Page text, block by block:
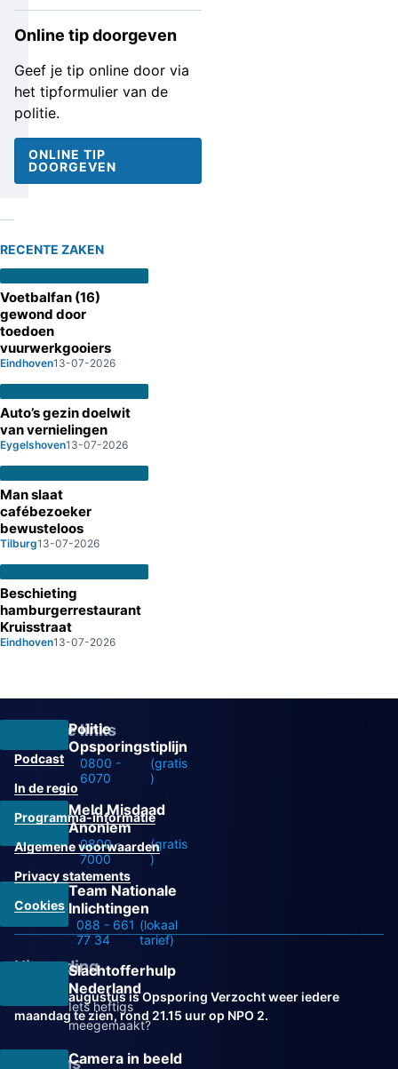
Online tip doorgeven
Geef je tip online door via
het tipformulier van de
politie.
ONLINE TIP
DOORGEVEN
RECENTE ZAKEN
Voetbalfan (16)
gewond door
toedoen
vuurwerkgooiers
Eindhoven13-07-2026
Auto’s gezin doelwit
van vernielingen
Eygelshoven13-07-2026
Man slaat
cafébezoeker
bewusteloos
Tilburg13-07-2026
Beschieting
hamburgerrestaurant
Kruisstraat
Eindhoven13-07-2026
Politie
Opsporingstiplijn
0800 -
6070
(gratis
)
Meld Misdaad
Anoniem
0800 -
7000
(gratis
)
Team Nationale
Inlichtingen
088 - 661
77 34
(lokaal
tarief)
Slachtofferhulp
Nederland
Iets heftigs
meegemaakt?
Camera in beeld
Overige links
Podcast
In de regio
Programma-informatie
Algemene voorwaarden
Privacy statements
Cookies
Uitzending
Vanaf 31 augustus is Opsporing Verzocht weer iedere
maandag te zien, rond 21.15 uur op NPO 2.
Volg ons